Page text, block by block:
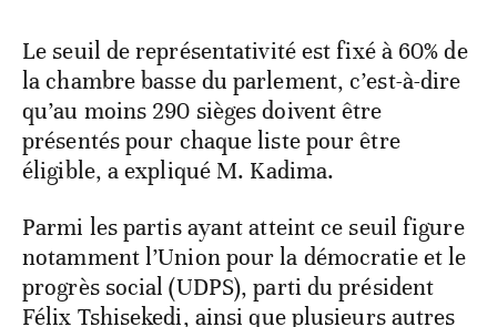
Le seuil de représentativité est fixé à 60% de
la chambre basse du parlement, c’est-à-dire
qu’au moins 290 sièges doivent être
présentés pour chaque liste pour être
éligible, a expliqué M. Kadima.
Parmi les partis ayant atteint ce seuil figure
notamment l’Union pour la démocratie et le
progrès social (UDPS), parti du président
Félix Tshisekedi, ainsi que plusieurs autres